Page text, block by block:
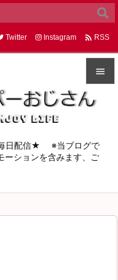


メニュ
サイド


Twitter Instagram  RSS
日配信★ ※当ブログで
ーションを含みます、ご